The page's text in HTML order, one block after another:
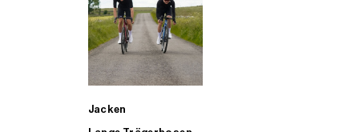
Jacken
ALLE TRIATHLONARTIKEL FÜR MÄNNER KAUFEN